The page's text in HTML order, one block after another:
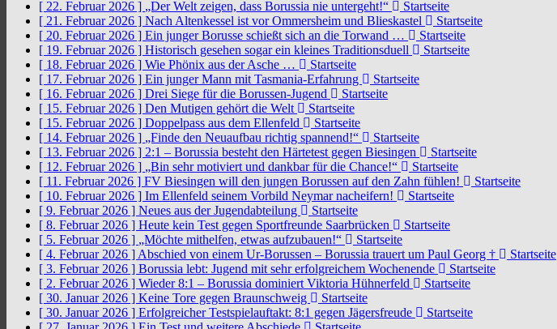
[ 22. Februar 2026 ] „Der Welt zeigen, dass Borussia nie untergeht!“
Startseite
[ 21. Februar 2026 ] Nach Altenkessel ist vor Ommersheim und Blieskastel
Startseite
[ 20. Februar 2026 ] Ein junger Borusse schießt sich an die Torwand …
Startseite
[ 19. Februar 2026 ] Historisch gesehen sogar ein kleines Traditionsduell
Startseite
[ 18. Februar 2026 ] Wie Phönix aus der Asche …
Startseite
[ 17. Februar 2026 ] Ein junger Mann mit Tasmania-Erfahrung
Startseite
[ 16. Februar 2026 ] Drei Siege für die Borussen-Jugend
Startseite
[ 15. Februar 2026 ] Den Mutigen gehört die Welt
Startseite
[ 15. Februar 2026 ] Doppelpass aus dem Ellenfeld
Startseite
[ 14. Februar 2026 ] „Finde den Neuaufbau richtig spannend!“
Startseite
[ 13. Februar 2026 ] 2:1 – Borussia besteht den Härtetest gegen Biesingen
Startseite
[ 12. Februar 2026 ] „Bin sehr motiviert und dankbar für die Chance!“
Startseite
[ 11. Februar 2026 ] FV Biesingen will den jungen Borussen auf den Zahn fühlen!
Startseite
[ 10. Februar 2026 ] Im Ellenfeld seinem Vorbild Neymar nacheifern!
Startseite
[ 9. Februar 2026 ] Neues aus der Jugendabteilung
Startseite
[ 8. Februar 2026 ] Heute kein Test gegen Sportfreunde Saarbrücken
Startseite
[ 5. Februar 2026 ] „Möchte mithelfen, etwas aufzubauen!“
Startseite
[ 4. Februar 2026 ] Abschied von einem Ur-Borussen – Borussia trauert um Paul Georg †
Startseite
[ 3. Februar 2026 ] Borussia lebt: Jugend mit sehr erfolgreichem Wochenende
Startseite
[ 2. Februar 2026 ] Wieder 8:1 – Borussia dominiert Viktoria Hühnerfeld
Startseite
[ 30. Januar 2026 ] Keine Tore gegen Braunschweig
Startseite
[ 30. Januar 2026 ] Erfolgreicher Testspielauftakt: 8:1 gegen Jägersfreude
Startseite